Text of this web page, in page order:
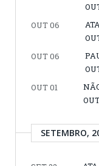
OUT 06
OUT 06
OUT 01
SETEMBRO,